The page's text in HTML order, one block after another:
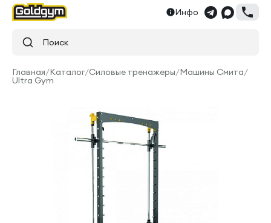
Инфо
Поиск
Главная/Каталог/Силовые тренажеры/Машины Смита/
Ultra Gym